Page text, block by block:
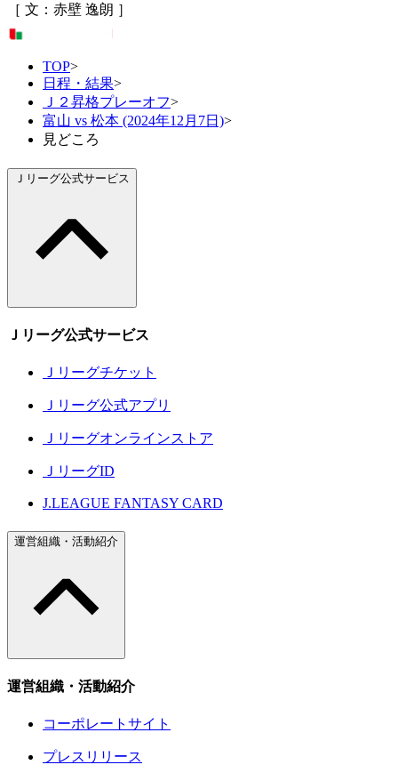
［ 文：赤壁 逸朗 ］
TOP>
日程・結果>
Ｊ２昇格プレーオフ>
富山 vs 松本 (2024年12月7日)>
見どころ
Ｊリーグ公式サービス
Ｊリーグ公式サービス
Ｊリーグチケット
Ｊリーグ公式アプリ
Ｊリーグオンラインストア
ＪリーグID
J.LEAGUE FANTASY CARD
運営組織・活動紹介
運営組織・活動紹介
コーポレートサイト
プレスリリース